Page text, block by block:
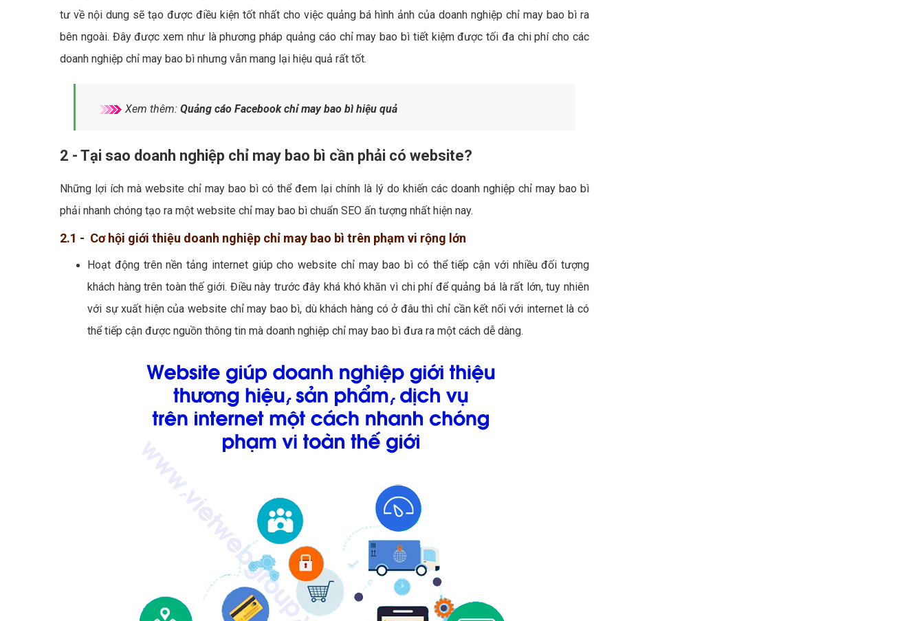
tư về nội dung sẽ tạo được điều kiện tốt nhất cho việc quảng bá hình ảnh của doanh nghiệp chỉ may bao bì ra
bên ngoài. Đây được xem như là phương pháp quảng cáo chỉ may bao bì tiết kiệm được tối đa chi phí cho các
doanh nghiệp chỉ may bao bì nhưng vẫn mang lại hiệu quả rất tốt.
Xem thêm: Quảng cáo Facebook chỉ may bao bì hiệu quả
2 - Tại sao doanh nghiệp chỉ may bao bì cần phải có website?
Những lợi ích mà website chỉ may bao bì có thể đem lại chính là lý do khiến các doanh nghiệp chỉ may bao bì
phải nhanh chóng tạo ra một website chỉ may bao bì chuẩn SEO ấn tượng nhất hiện nay.
2.1 - Cơ hội giới thiệu doanh nghiệp chỉ may bao bì trên phạm vi rộng lớn
Hoạt động trên nền tảng internet giúp cho website chỉ may bao bì có thể tiếp cận với nhiều đối tượng
khách hàng trên toàn thế giới. Điều này trước đây khá khó khăn vì chi phí để quảng bá là rất lớn, tuy nhiên
với sự xuất hiện của website chỉ may bao bì, dù khách hàng có ở đâu thì chỉ cần kết nối với internet là có
thể tiếp cận được nguồn thông tin mà doanh nghiệp chỉ may bao bì đưa ra một cách dễ dàng.